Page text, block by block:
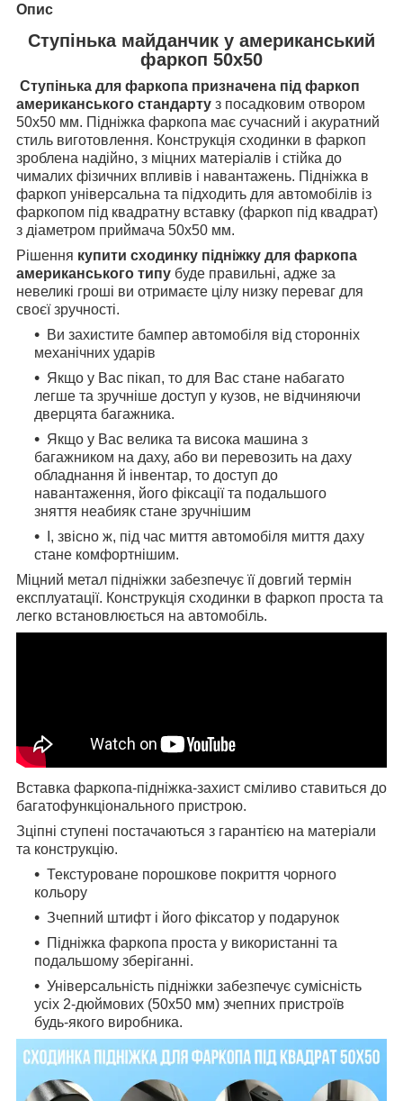
Опис
Ступінька майданчик у американський
фаркоп 50х50
Ступінька для фаркопа призначена під фаркоп
американського стандарту з посадковим отвором
50х50 мм. Підніжка фаркопа має сучасний і акуратний
стиль виготовлення. Конструкція сходинки в фаркоп
зроблена надійно, з міцних матеріалів і стійка до
чималих фізичних впливів і навантажень. Підніжка в
фаркоп універсальна та підходить для автомобілів із
фаркопом під квадратну вставку (фаркоп під квадрат)
з діаметром приймача 50х50 мм.
Рішення купити сходинку підніжку для фаркопа
американського типу буде правильні, адже за
невеликі гроші ви отримаєте цілу низку переваг для
своєї зручності.
Ви захистите бампер автомобіля від сторонніх
механічних ударів
Якщо у Вас пікап, то для Вас стане набагато
легше та зручніше доступ у кузов, не відчиняючи
дверцята багажника.
Якщо у Вас велика та висока машина з
багажником на даху, або ви перевозить на даху
обладнання й інвентар, то доступ до
навантаження, його фіксації та подальшого
зняття неабияк стане зручнішим
І, звісно ж, під час миття автомобіля миття даху
стане комфортнішим.
Міцний метал підніжки забезпечує її довгий термін
експлуатації. Конструкція сходинки в фаркоп проста та
легко встановлюється на автомобіль.
Вставка фаркопа-підніжка-захист сміливо ставиться до
багатофункціонального пристрою.
Зціпні ступені постачаються з гарантією на матеріали
та конструкцію.
Текстуроване порошкове покриття чорного
кольору
Зчепний штифт і його фіксатор у подарунок
Підніжка фаркопа проста у використанні та
подальшому зберіганні.
Універсальність підніжки забезпечує сумісність
усіх 2-дюймових (50х50 мм) зчепних пристроїв
будь-якого виробника.